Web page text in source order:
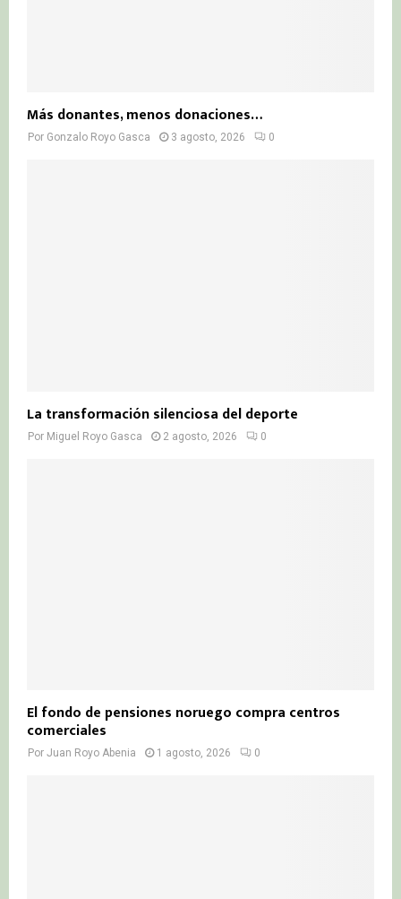
Más donantes, menos donaciones…
Por Gonzalo Royo Gasca 3 agosto, 2026 0
La transformación silenciosa del deporte
Por Miguel Royo Gasca 2 agosto, 2026 0
El fondo de pensiones noruego compra centros
comerciales
Por Juan Royo Abenia 1 agosto, 2026 0